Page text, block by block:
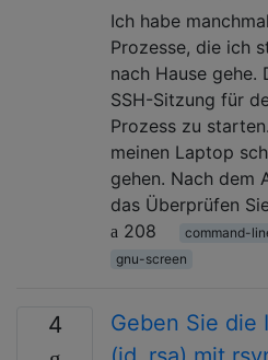
Ich habe
Prozesse, die ich
nach Hause gehe.
SSH-Sitzung für
Prozess zu
meinen Laptop
gehen. Nach dem
das Überprüfen
208
command-
gnu-screen
4
Geben Sie die